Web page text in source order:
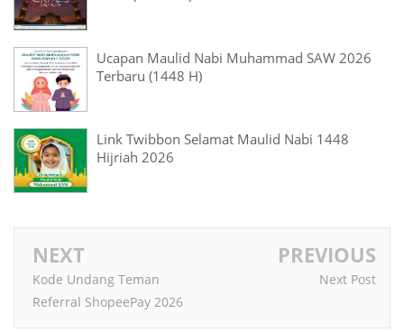
Ucapan Maulid Nabi Muhammad SAW 2026
Terbaru (1448 H)
Link Twibbon Selamat Maulid Nabi 1448
Hijriah 2026
NEXT
Kode Undang Teman
Referral ShopeePay 2026
PREVIOUS
Next Post